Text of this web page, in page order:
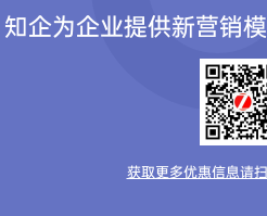
知企为企业提供新营销
获取更多优惠信息请